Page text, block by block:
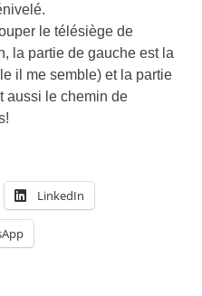
le télésiège de
la partie de gauche est la
il me semble) et la partie
aussi le chemin de
LinkedIn